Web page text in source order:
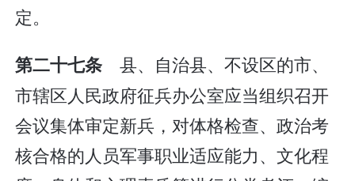
定。
第二十七条 县、自治县、不设区的市、
市辖区人民政府征兵办公室应当组织召开
会议集体审定新兵，对体格检查、政治考
核合格的人员军事职业适应能力、文化程